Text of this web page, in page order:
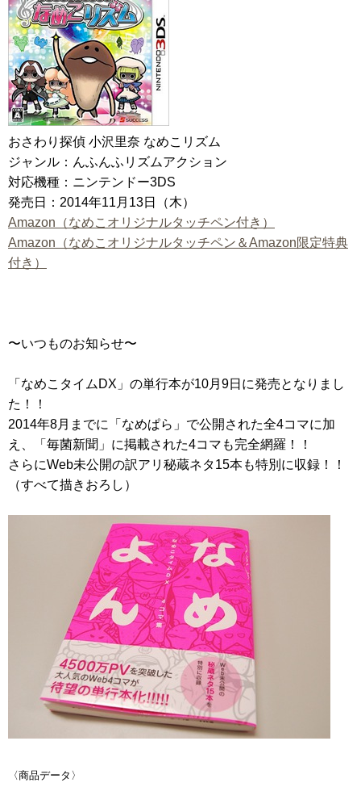
おさわり探偵 小沢里奈 なめこリズム
ジャンル：んふんふリズムアクション
対応機種：ニンテンドー3DS
発売日：2014年11月13日（木）
Amazon（なめこオリジナルタッチペン付き）
Amazon（なめこオリジナルタッチペン＆Amazon限定特典
付き）
〜いつものお知らせ〜
「なめこタイムDX」の単行本が10月9日に発売となりまし
た！！
2014年8月までに「なめぱら」で公開された全4コマに加
え、「毎菌新聞」に掲載された4コマも完全網羅！！
さらにWeb未公開の訳アリ秘蔵ネタ15本も特別に収録！！
（すべて描きおろし）
〈商品データ〉